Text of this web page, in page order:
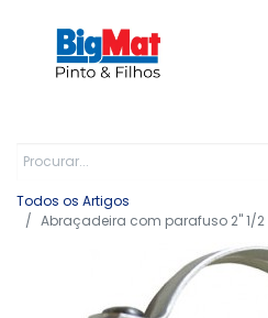
Todos os Artigos
Abraçadeira com parafuso 2" 1/2 |